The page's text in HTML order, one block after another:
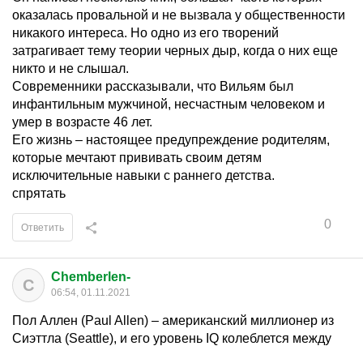
оказалась провальной и не вызвала у общественности
никакого интереса. Но одно из его творений
затрагивает тему теории черных дыр, когда о них еще
никто и не слышал.
Современники рассказывали, что Вильям был
инфантильным мужчиной, несчастным человеком и
умер в возрасте 46 лет.
Его жизнь – настоящее предупреждение родителям,
которые мечтают прививать своим детям
исключительные навыки с раннего детства.
спрятать
0
Ответить
C Chemberlen-
06:54, 01.11.2021
Пол Аллен (Paul Allen) – американский миллионер из
Сиэттла (Seattle), и его уровень IQ колеблется между